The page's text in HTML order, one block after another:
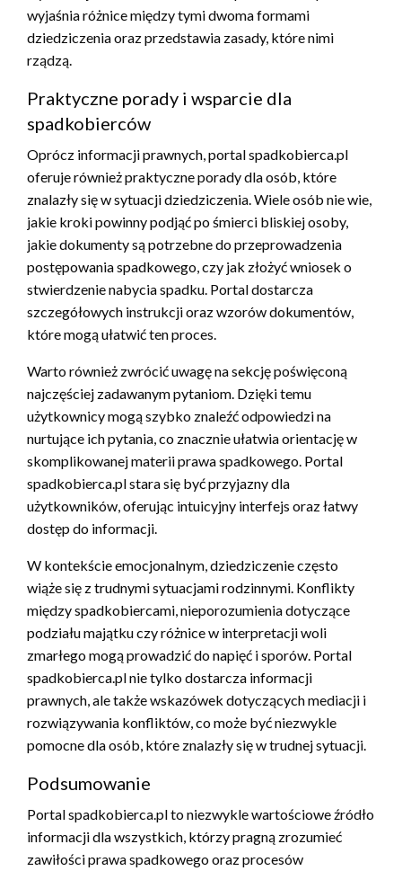
wyjaśnia różnice między tymi dwoma formami
dziedziczenia oraz przedstawia zasady, które nimi
rządzą.
Praktyczne porady i wsparcie dla
spadkobierców
Oprócz informacji prawnych, portal spadkobierca.pl
oferuje również praktyczne porady dla osób, które
znalazły się w sytuacji dziedziczenia. Wiele osób nie wie,
jakie kroki powinny podjąć po śmierci bliskiej osoby,
jakie dokumenty są potrzebne do przeprowadzenia
postępowania spadkowego, czy jak złożyć wniosek o
stwierdzenie nabycia spadku. Portal dostarcza
szczegółowych instrukcji oraz wzorów dokumentów,
które mogą ułatwić ten proces.
Warto również zwrócić uwagę na sekcję poświęconą
najczęściej zadawanym pytaniom. Dzięki temu
użytkownicy mogą szybko znaleźć odpowiedzi na
nurtujące ich pytania, co znacznie ułatwia orientację w
skomplikowanej materii prawa spadkowego. Portal
spadkobierca.pl stara się być przyjazny dla
użytkowników, oferując intuicyjny interfejs oraz łatwy
dostęp do informacji.
W kontekście emocjonalnym, dziedziczenie często
wiąże się z trudnymi sytuacjami rodzinnymi. Konflikty
między spadkobiercami, nieporozumienia dotyczące
podziału majątku czy różnice w interpretacji woli
zmarłego mogą prowadzić do napięć i sporów. Portal
spadkobierca.pl nie tylko dostarcza informacji
prawnych, ale także wskazówek dotyczących mediacji i
rozwiązywania konfliktów, co może być niezwykle
pomocne dla osób, które znalazły się w trudnej sytuacji.
Podsumowanie
Portal spadkobierca.pl to niezwykle wartościowe źródło
informacji dla wszystkich, którzy pragną zrozumieć
zawiłości prawa spadkowego oraz procesów